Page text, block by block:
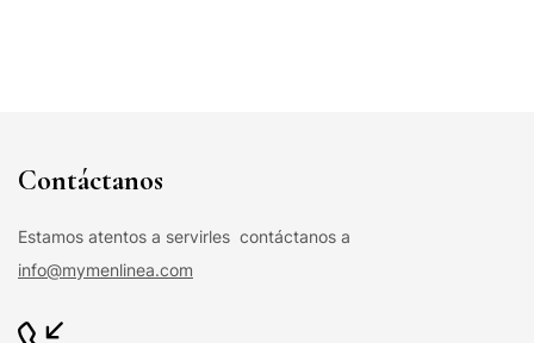
Contáctanos
Estamos atentos a servirles contáctanos a
info@mymenlinea.com